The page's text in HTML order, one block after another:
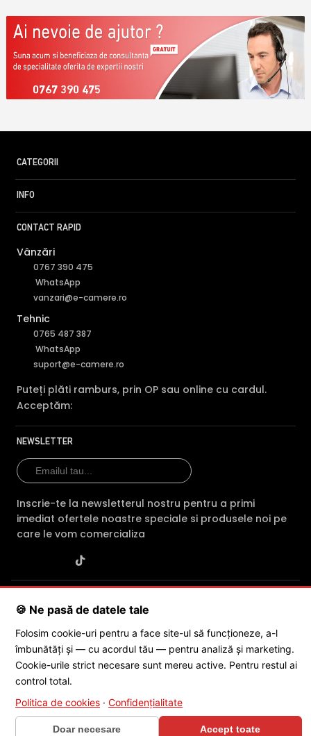
0767 390 475
CATEGORII
INFO
CONTACT RAPID
Vânzări
0767 390 475
WhatsApp
vanzari@e-camere.ro
Tehnic
0765 487 387
WhatsApp
suport@e-camere.ro
Puteți plăti ramburs, prin OP sau online cu cardul.
Acceptăm:
NEWSLETTER
Inscrie-te la newsletterul nostru pentru a primi
imediat ofertele noastre speciale si produsele noi pe
care le vom comercializa
J2015001227161· Capital social: 200 RON · Sediu: Str. Petrache
© 2026 SC POLITES ONLINE SRL
🍪 Ne pasă de datele tale
Folosim cookie-uri pentru a face site-ul să funcționeze, a-l
îmbunătăți și — cu acordul tău — pentru analiză și marketing.
Cookie-urile strict necesare sunt mereu active. Pentru restul ai
control total.
Politica de cookies · Confidențialitate
Doar necesare Accept toate